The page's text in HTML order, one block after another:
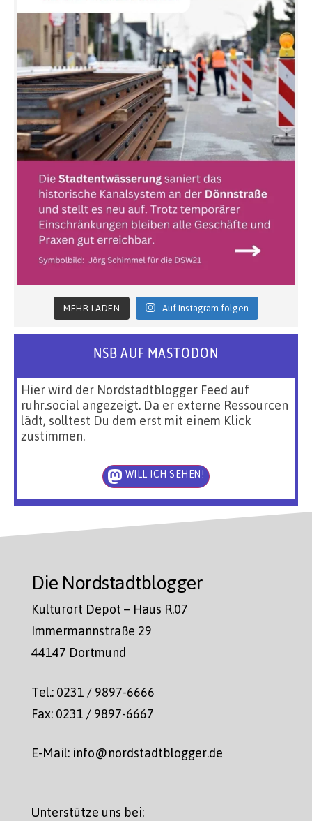
MEHR LADEN Auf Instagram folgen
NSB AUF MASTODON
Hier wird der Nordstadtblogger Feed auf
ruhr.social angezeigt. Da er externe Ressourcen
lädt, solltest Du dem erst mit einem Klick
zustimmen.
WILL ICH SEHEN!
Die Nordstadtblogger
Kulturort Depot – Haus R.07
Immermannstraße 29
44147 Dortmund
Tel.: 0231 / 9897-6666
Fax: 0231 / 9897-6667
E-Mail: info@nordstadtblogger.de
Unterstütze uns bei: